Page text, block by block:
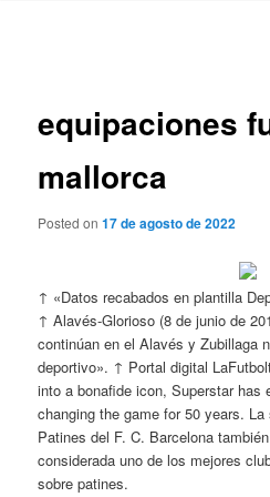
equipaciones
mallorca
Posted on17 de agosto de 2022
↑ «Datos recabados en plantilla
↑ Alavés-Glorioso (8 de junio de
continúan en el Alavés y Zubillaga
deportivo». ↑ Portal digital
into a bonafide icon, Superstar has
changing the game for 50 years.
Patines del F. C. Barcelona
considerada uno de los mejores
sobre patines.